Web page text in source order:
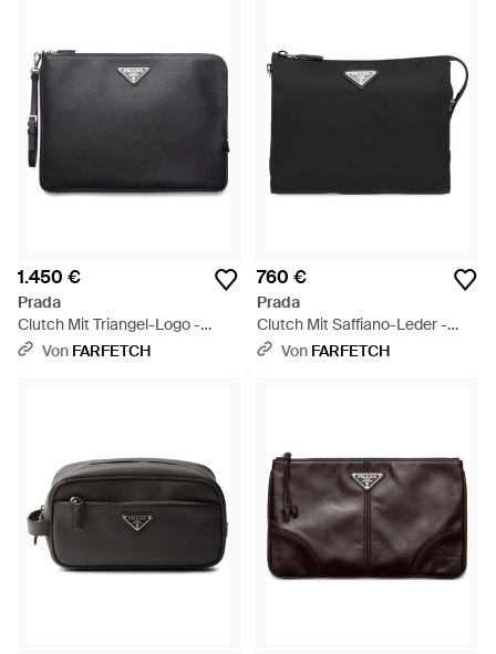
1.450 €
Prada
Clutch Mit Triangel-Logo -
Schwarz
Von FARFETCH
760 €
Prada
Clutch Mit Saffiano-Leder -
Schwarz
Von FARFETCH